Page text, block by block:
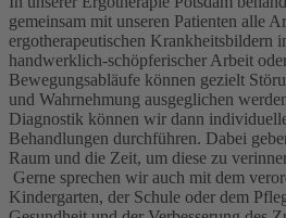
gemeinsam mit unseren Patienten alle
ergotherapeutischen Krankheitsbildern
handwerklich-schöpferischer Arbeit
Bewegungsabläufe können gezielt
und Wahrnehmung ausgeglichen
Diagnostik können wir dann
Behandlungen durchführen. Dabei
Raum und die Zeit, um diese zu
Gerne sprechen wir auch mit dem
Kindergarten, der Schule oder dem